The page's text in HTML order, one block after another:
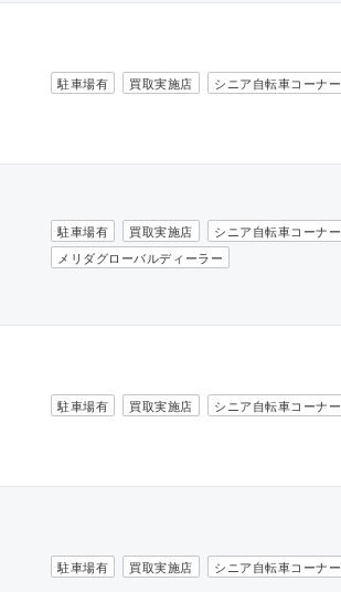
駐車場有 買取実施店 シニア自転車コーナー
駐車場有 買取実施店
シニア自転車コーナー
メリダグローバルディーラー
駐車場有 買取実施店 シニア自転車コーナー
駐車場有 買取実施店 シニア自転車コーナー